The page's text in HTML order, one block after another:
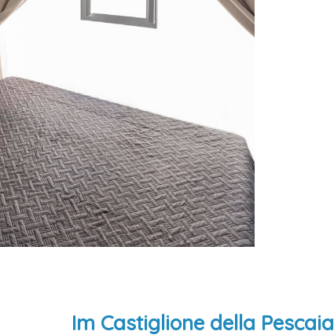
Im Castiglione della Pescaia